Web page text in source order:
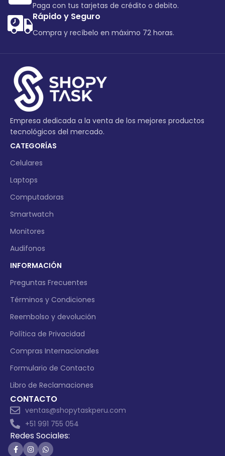
Paga con tus tarjetas de crédito o debito.
Rápido y Seguro
Compra y recíbelo en máximo 72 horas.
Empresa dedicada a la venta de los mejores productos
tecnológicos del mercado.
CATEGORÍAS
Celulares
Laptops
Computadoras
Smartwatch
Monitores
Audifonos
INFORMACIÓN
Preguntas Frecuentes
Términos y Condiciones
Reembolso y devolución
Política de Privacidad
Compras Internacionales
Formulario de Contacto
Libro de Reclamaciones
CONTACTO
ventas@shopytaskperu.com
+51 991 755 054
Redes Sociales: